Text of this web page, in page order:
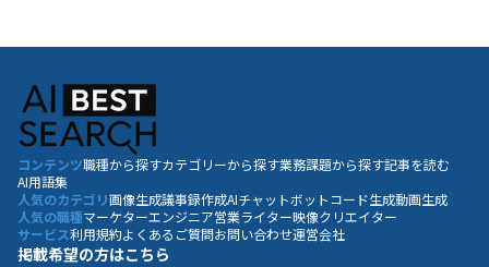
コンテンツ職種から探すカテゴリーから探す業務課題から探す記事を読む
AI用語集
人気のカテゴリ画像生成議事録作成AIチャットボットコード生成動画生成
人気の職種マーケターエンジニア営業ライター映像クリエイター
サービス利用規約よくあるご質問お問い合わせ運営会社
掲載希望の方はこちら